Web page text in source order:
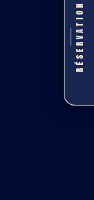
RÉSERVATION